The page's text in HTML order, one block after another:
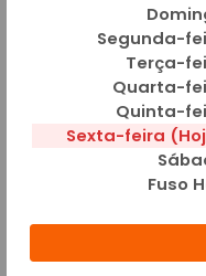
SUCO 500ML
A partir de R$ 8,00
Segunda-
Terça-
Quarta-
Quinta-
Sexta-feira
Fuso